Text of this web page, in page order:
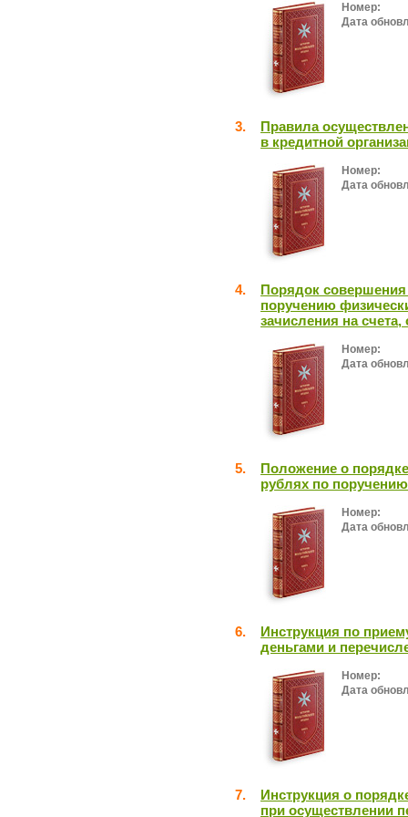
Номер:
Дата
3.
Правила
в кредитной
Номер:
Дата
4.
Порядок
поручению
зачисления на
Номер:
Дата
5.
Положение о
рублях по
Номер:
Дата
6.
Инструкция по
деньгами и
Номер:
Дата
7.
Инструкция о
при осуществлении